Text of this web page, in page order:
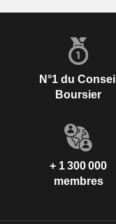
N°1 du Conseil
Boursier
+ 1 300 000
membres